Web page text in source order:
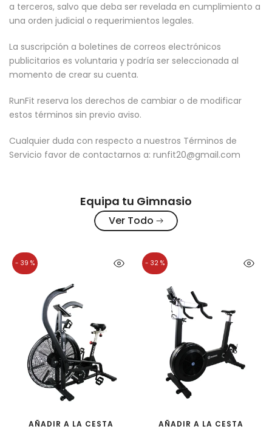
a terceros, salvo que deba ser revelada en cumplimiento a
una orden judicial o requerimientos legales.
La suscripción a boletines de correos electrónicos
publicitarios es voluntaria y podría ser seleccionada al
momento de crear su cuenta.
RunFit reserva los derechos de cambiar o de modificar
estos términos sin previo aviso.
Cualquier duda con respecto a nuestros Términos de
Servicio favor de contactarnos a: runfit20@gmail.com
Equipa tu Gimnasio
Ver Todo
- 32 %
AÑADIR A LA CESTA